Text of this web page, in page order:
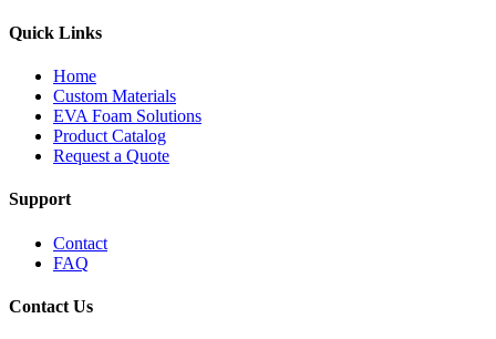
Quick Links
Home
Custom Materials
EVA Foam Solutions
Product Catalog
Request a Quote
Support
Contact
FAQ
Contact Us